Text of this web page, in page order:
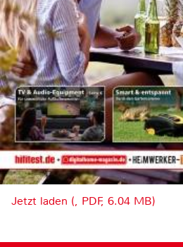
Jetzt laden (, PDF, 6.04 MB)